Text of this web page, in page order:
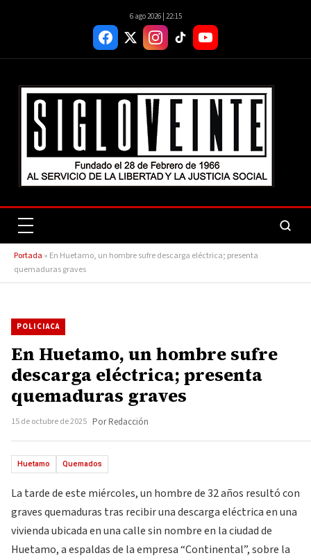
6 ago 2026 | 22:15
Portada » En Huetamo, un hombre sufre descarga eléctrica; presenta
quemaduras graves
POLICIACA
En Huetamo, un hombre sufre
descarga eléctrica; presenta
quemaduras graves
15 de octubre de 2025 Por Redacción
Huetamo Quemados
La tarde de este miércoles, un hombre de 32 años resultó con
graves quemaduras tras recibir una descarga eléctrica en una
vivienda ubicada en una calle sin nombre en la ciudad de
Huetamo, a espaldas de la empresa “Continental”, sobre la